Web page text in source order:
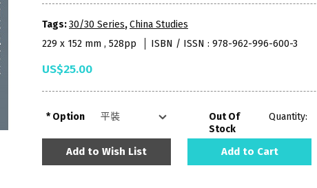
Tags:30/30 Series,China Studies
229 x 152 mm , 528pp
ISBN / ISSN : 978-962-996-600-3
US$25.00
Option
Out Of
Stock
Quantity:
Add to Wish List Add to Cart